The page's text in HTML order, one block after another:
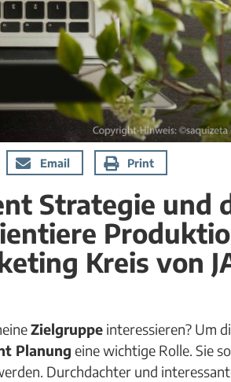
Email Print
Strategie und
Kreis von
Zielgruppe interessieren? Um
Planung eine wichtige Rolle. Sie
Durchdachter und